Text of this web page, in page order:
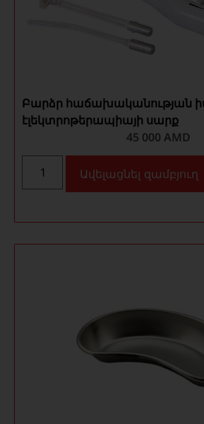
Բարձր հաճախականության
էլեկտրոթերապիայի սարք
45 000 AMD
Ավելացնել զամբյուղ